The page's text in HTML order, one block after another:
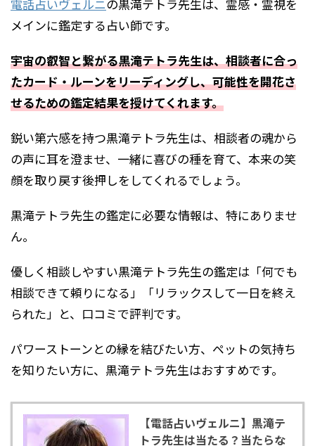
電話占いヴェルニの黒滝テトラ先生は、霊感・霊視を
メインに鑑定する占い師です。
宇宙の叡智と繋がる黒滝テトラ先生は、相談者に合っ
たカード・ルーンをリーディングし、可能性を開花さ
せるための鑑定結果を授けてくれます。
鋭い第六感を持つ黒滝テトラ先生は、相談者の魂から
の声に耳を澄ませ、一緒に喜びの種を育て、本来の笑
顔を取り戻す後押しをしてくれるでしょう。
黒滝テトラ先生の鑑定に必要な情報は、特にありませ
ん。
優しく相談しやすい黒滝テトラ先生の鑑定は「何でも
相談できて頼りになる」「リラックスして一日を終え
られた」と、口コミで評判です。
パワーストーンとの縁を結びたい方、ペットの気持ち
を知りたい方に、黒滝テトラ先生はおすすめです。
【電話占いヴェルニ】黒滝テ
トラ先生は当たる？当たらな